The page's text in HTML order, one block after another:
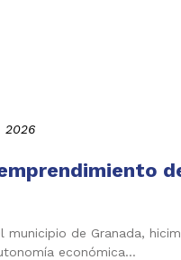
2026
municipio de Granada,
económica…